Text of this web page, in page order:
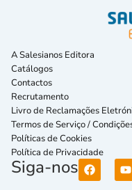
A Salesianos Editora
Catálogos
Contactos
Recrutamento
Livro de Reclamações
Termos de Serviço /
Políticas de Cookies
Política de Privacidade
Siga-nos